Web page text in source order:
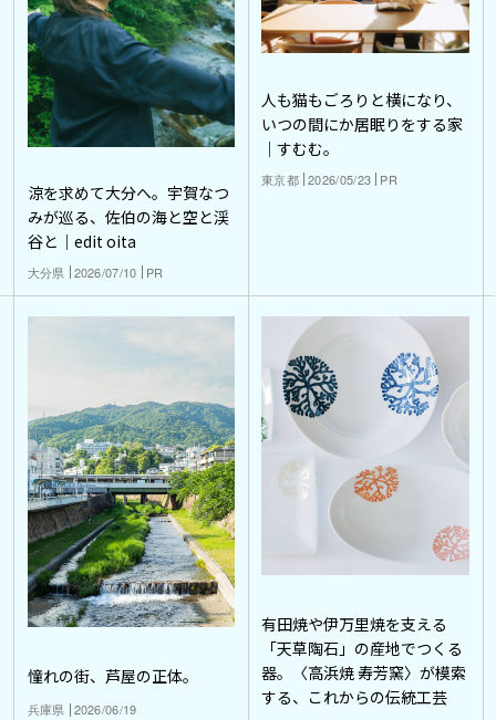
涼を求めて大分へ。宇賀なつ
みが巡る、佐伯の海と空と渓
谷と｜edit oita
大分県 2026/07/10 PR
人も猫もごろりと横になり、
いつの間にか居眠りをする家
｜すむむ。
東京都 2026/05/23 PR
憧れの街、芦屋の正体。
兵庫県 2026/06/19
有田焼や伊万里焼を支える
「天草陶石」の産地でつくる
器。〈高浜焼 寿芳窯〉が模索
する、これからの伝統工芸